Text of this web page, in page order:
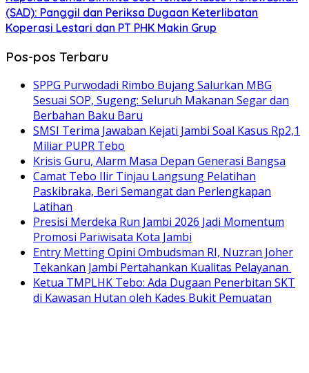
(SAD): Panggil dan Periksa Dugaan Keterlibatan
Koperasi Lestari dan PT PHK Makin Grup
Pos-pos Terbaru
SPPG Purwodadi Rimbo Bujang Salurkan MBG
Sesuai SOP, Sugeng: Seluruh Makanan Segar dan
Berbahan Baku Baru
SMSI Terima Jawaban Kejati Jambi Soal Kasus Rp2,1
Miliar PUPR Tebo
Krisis Guru, Alarm Masa Depan Generasi Bangsa
Camat Tebo Ilir Tinjau Langsung Pelatihan
Paskibraka, Beri Semangat dan Perlengkapan
Latihan
Presisi Merdeka Run Jambi 2026 Jadi Momentum
Promosi Pariwisata Kota Jambi
Entry Metting Opini Ombudsman RI, Nuzran Joher
Tekankan Jambi Pertahankan Kualitas Pelayanan
Ketua TMPLHK Tebo: Ada Dugaan Penerbitan SKT
di Kawasan Hutan oleh Kades Bukit Pemuatan